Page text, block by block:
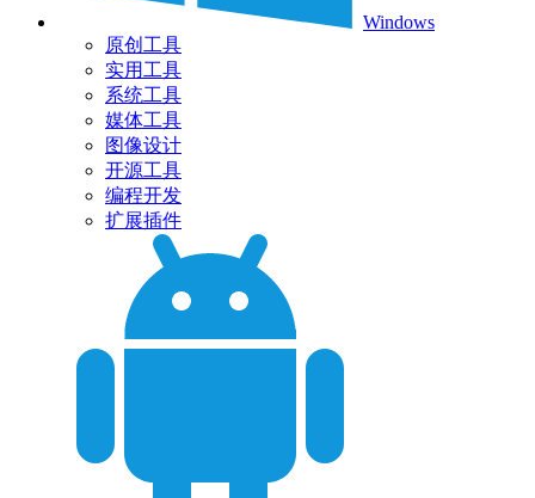
Windows
原创工具
实用工具
系统工具
媒体工具
图像设计
开源工具
编程开发
扩展插件